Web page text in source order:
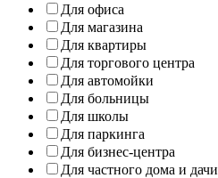
Для офиса
Для магазина
Для квартиры
Для торгового центра
Для автомойки
Для больницы
Для школы
Для паркинга
Для бизнес-центра
Для частного дома и дачи